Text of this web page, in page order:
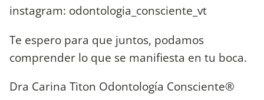
instagram: odontologia_consciente_vt
Te espero para que juntos, podamos
comprender lo que se manifiesta en tu boca.
Dra Carina Titon Odontología Consciente®